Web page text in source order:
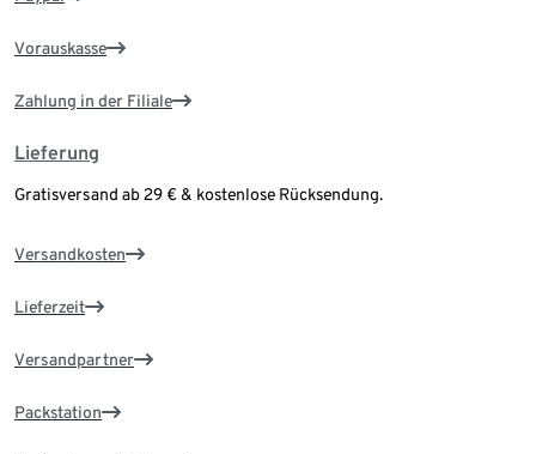
Vorauskasse
Zahlung in der Filiale
Lieferung
Gratisversand ab 29 € & kostenlose Rücksendung.
Versandkosten
Lieferzeit
Versandpartner
Packstation